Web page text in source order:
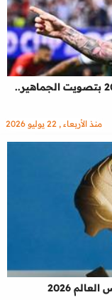
فيفا يعلن التشكيل المثالي لـ كأس العالم 2026 بتصويت الجماهير..
منذ الأربعاء , 22 يوليو 2026
2026